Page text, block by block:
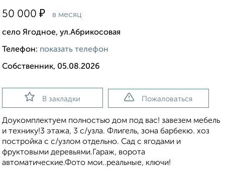
50 000 ₽ в месяц
село Ягодное, ул.Абрикосовая
Телефон: показать телефон
Собственник, 05.08.2026
В закладки Пожаловаться
Доукомплектуем полностью дом под вас! завезем мебель
и технику!3 этажа, 3 с/узла. Флигель, зона барбекю. хоз
постройка с с/узлом отдельно. Сад с ягодами и
фруктовыми деревьями.Гараж, ворота
автоматические.Фото мои..реальные, ключи!